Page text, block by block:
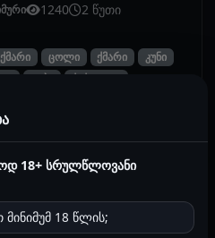
1240
2 წუთი
ცოლი ქმარი
კუნი
ტაბუ ქუქოლდი
ყველა ისტორიაზე ჯერ არ
18+ სრულწლოვანი
18 წლის;